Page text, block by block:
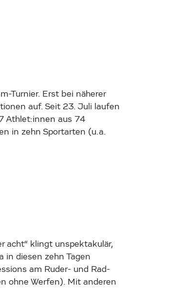
Turnier. Erst bei näherer
auf. Seit 23. Juli laufen
Athlet:innen aus 74
in zehn Sportarten (u.a.
acht“ klingt unspektakulär,
in diesen zehn Tagen
am Ruder- und Rad-
ohne Werfen). Mit anderen